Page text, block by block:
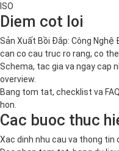
ISO
Diem cot loi
Sản Xuất Bồi Đắp: Công Nghệ
can co cau truc ro rang, co
Schema, tac gia va ngay cap
overview.
Bang tom tat, checklist va
hon.
Cac buoc thuc
Xac dinh nhu cau va thong tin